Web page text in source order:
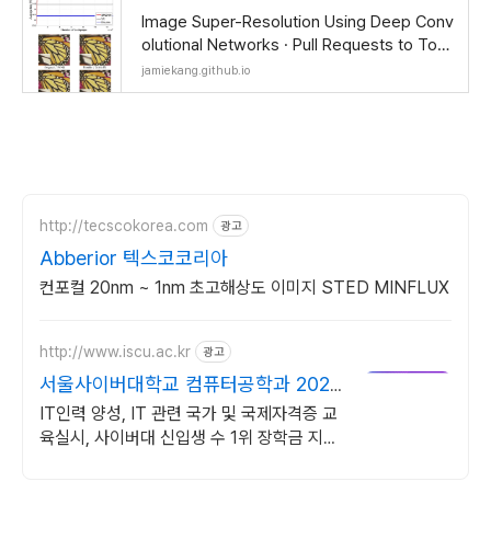
Image Super-Resolution Using Deep Conv
olutional Networks · Pull Requests to Tom
orrow
jamiekang.github.io
http://tecscokorea.com 광고
Abberior 텍스코코리아
컨포컬 20nm ~ 1nm 초고해상도 이미지 STED MINFLUX
http://www.iscu.ac.kr 광고
서울사이버대학교 컴퓨터공학과 2026
가을학기 신편입생
IT인력 양성, IT 관련 국가 및 국제자격증 교
육실시, 사이버대 신입생 수 1위 장학금 지급